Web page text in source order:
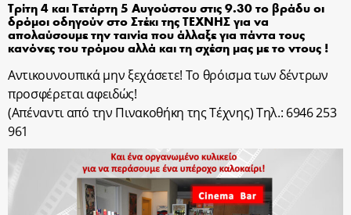
Τρίτη 4 και Τετάρτη 5 Αυγούστου στις 9.30 το βράδυ οι
δρόμοι οδηγούν στο Στέκι της ΤΕΧΝΗΣ για να
απολαύσουμε την ταινία που άλλαξε για πάντα τους
κανόνες του τρόμου αλλά και τη σχέση μας με το ντους !
Αντικουνουπικά μην ξεχάσετε! Το θρόισμα των δέντρων
προσφέρεται αφειδώς!
(Απέναντι από την Πινακοθήκη της Τέχνης) Τηλ.: 6946 253
961